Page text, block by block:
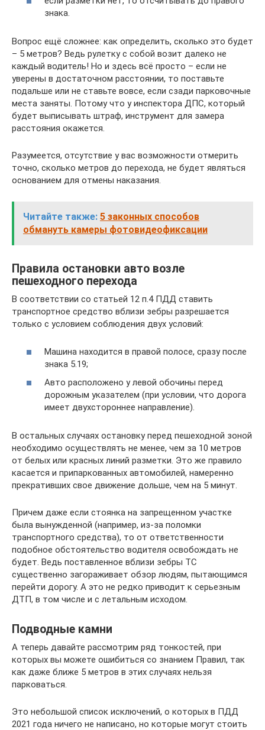
знака.
Вопрос ещё сложнее: как определить, сколько это будет
– 5 метров? Ведь рулетку с собой возит далеко не
каждый водитель! Но и здесь всё просто – если не
уверены в достаточном расстоянии, то поставьте
подальше или не ставьте вовсе, если сзади парковочные
места заняты. Потому что у инспектора ДПС, который
будет выписывать штраф, инструмент для замера
расстояния окажется.
Разумеется, отсутствие у вас возможности отмерить
точно, сколько метров до перехода, не будет являться
основанием для отмены наказания.
Читайте также: 5 законных способов
обмануть камеры фотовидеофиксации
Правила остановки авто возле
пешеходного перехода
В соответствии со статьей 12 п.4 ПДД ставить
транспортное средство вблизи зебры разрешается
только с условием соблюдения двух условий:
Машина находится в правой полосе, сразу после
знака 5.19;
Авто расположено у левой обочины перед
дорожным указателем (при условии, что дорога
имеет двухстороннее направление).
В остальных случаях остановку перед пешеходной зоной
необходимо осуществлять не менее, чем за 10 метров
от белых или красных линий разметки. Это же правило
касается и припаркованных автомобилей, намеренно
прекративших свое движение дольше, чем на 5 минут.
Причем даже если стоянка на запрещенном участке
была вынужденной (например, из-за поломки
транспортного средства), то от ответственности
подобное обстоятельство водителя освобождать не
будет. Ведь поставленное вблизи зебры ТС
существенно загораживает обзор людям, пытающимся
перейти дорогу. А это не редко приводит к серьезным
ДТП, в том числе и с летальным исходом.
Подводные камни
А теперь давайте рассмотрим ряд тонкостей, при
которых вы можете ошибиться со знанием Правил, так
как даже ближе 5 метров в этих случаях нельзя
парковаться.
Это небольшой список исключений, о которых в ПДД
2021 года ничего не написано, но которые могут стоить